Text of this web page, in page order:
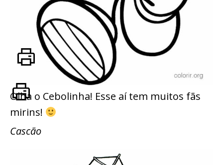
Olha o Cebolinha! Esse aí tem muitos fãs
mirins!
Cascão